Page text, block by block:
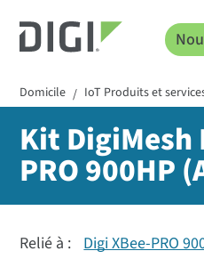
Domicile / IoT Produits et
Kit DigiMesh
PRO 900HP
Relié à : Digi XBee-PRO